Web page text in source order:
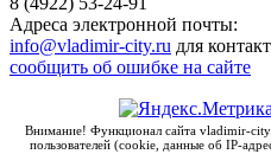
Адреса электронной почты:
info@vladimir-city.ru для
сообщить об ошибке на сайте
Внимание! Функционал сайта vladimir-
пользователей (cookie, данные об IP-